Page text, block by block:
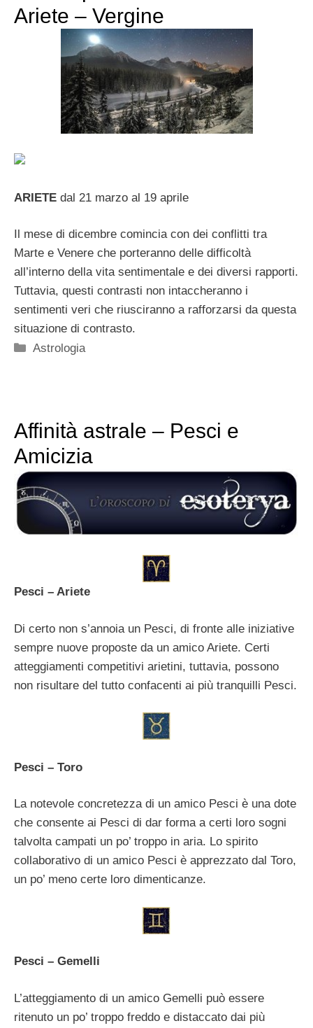
Ariete – Vergine
ARIETE dal 21 marzo al 19 aprile
Il mese di dicembre comincia con dei conflitti tra
Marte e Venere che porteranno delle difficoltà
all’interno della vita sentimentale e dei diversi rapporti.
Tuttavia, questi contrasti non intaccheranno i
sentimenti veri che riusciranno a rafforzarsi da questa
situazione di contrasto.
Categorie
Astrologia
Affinità astrale – Pesci e
Amicizia
Pesci – Ariete
Di certo non s’annoia un Pesci, di fronte alle iniziative
sempre nuove proposte da un amico Ariete. Certi
atteggiamenti competitivi arietini, tuttavia, possono
non risultare del tutto confacenti ai più tranquilli Pesci.
Pesci – Toro
La notevole concretezza di un amico Pesci è una dote
che consente ai Pesci di dar forma a certi loro sogni
talvolta campati un po’ troppo in aria. Lo spirito
collaborativo di un amico Pesci è apprezzato dal Toro,
un po’ meno certe loro dimenticanze.
Pesci – Gemelli
L’atteggiamento di un amico Gemelli può essere
ritenuto un po’ troppo freddo e distaccato dai più